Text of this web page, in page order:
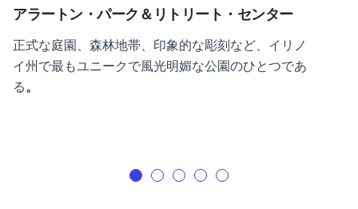
アラートン・パーク＆リトリート・センター
正式な庭園、森林地帯、印象的な彫刻など、イリノ
イ州で最もユニークで風光明媚な公園のひとつであ
る。